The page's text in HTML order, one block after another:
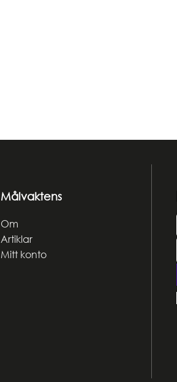
Målvaktens
Om
Artiklar
Mitt konto